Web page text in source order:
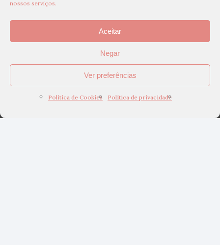
nossos serviços.
Aceitar
Negar
Ver preferências
Política de Cookies Política de privacidade